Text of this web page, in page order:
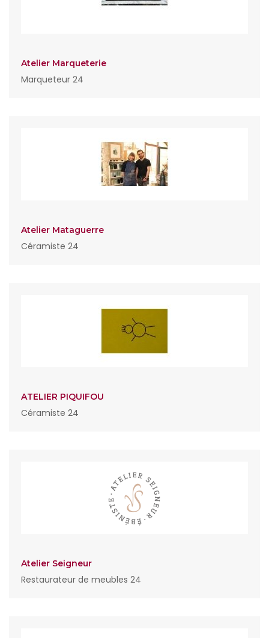
Atelier Marqueterie
Marqueteur 24
Atelier Mataguerre
Céramiste 24
ATELIER PIQUIFOU
Céramiste 24
Atelier Seigneur
Restaurateur de meubles 24